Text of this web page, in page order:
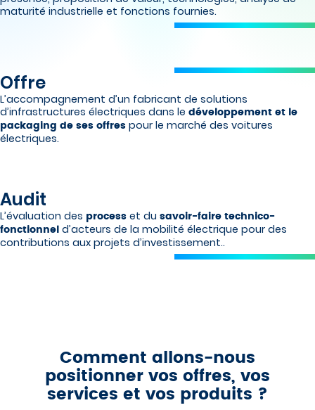
maturité industrielle et fonctions fournies.
Offre
L’accompagnement d’un fabricant de solutions
d’infrastructures électriques dans le développement et le
packaging de ses offres pour le marché des voitures
électriques.
Audit
L’évaluation des process et du savoir-faire technico-
fonctionnel d’acteurs de la mobilité électrique pour des
contributions aux projets d’investissement..
Comment allons-nous
positionner vos offres, vos
services et vos produits ?